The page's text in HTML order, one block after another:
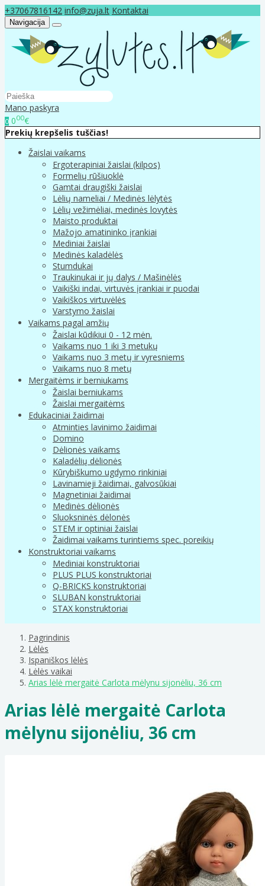
+37067816142 info@zuja.lt Kontaktai
Navigacija
Mano paskyra
0 000€
Prekių krepšelis tuščias!
Žaislai vaikams
Ergoterapiniai žaislai (kilpos)
Formelių rūšiuoklė
Gamtai draugiški žaislai
Lėlių nameliai / Medinės lėlytės
Lėlių vežimėliai, medinės lovytės
Maisto produktai
Mažojo amatininko įrankiai
Mediniai žaislai
Medinės kaladėlės
Stumdukai
Traukinukai ir jų dalys / Mašinėlės
Vaikiški indai, virtuvės įrankiai ir puodai
Vaikiškos virtuvėlės
Varstymo žaislai
Vaikams pagal amžių
Žaislai kūdikiui 0 - 12 mėn.
Vaikams nuo 1 iki 3 metukų
Vaikams nuo 3 metų ir vyresniems
Vaikams nuo 8 metų
Mergaitėms ir berniukams
Žaislai berniukams
Žaislai mergaitėms
Edukaciniai žaidimai
Atminties lavinimo žaidimai
Domino
Dėlionės vaikams
Kaladėlių dėlionės
Kūrybiškumo ugdymo rinkiniai
Lavinamieji žaidimai, galvosūkiai
Magnetiniai žaidimai
Medinės dėlionės
Sluoksninės dėlonės
STEM ir optiniai žaislai
Žaidimai vaikams turintiems spec. poreikių
Konstruktoriai vaikams
Mediniai konstruktoriai
PLUS PLUS konstruktoriai
Q-BRICKS konstruktoriai
SLUBAN konstruktoriai
STAX konstruktoriai
Pagrindinis
Lėlės
Ispaniškos lėlės
Lėlės vaikai
Arias lėlė mergaitė Carlota mėlynu sijonėliu, 36 cm
Arias lėlė mergaitė Carlota
mėlynu sijonėliu, 36 cm